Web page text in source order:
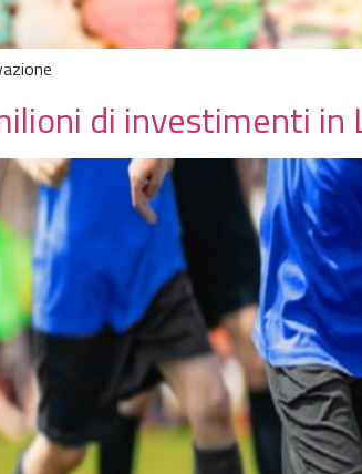
di investimenti in